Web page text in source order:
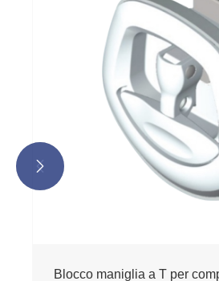
Blocco camma con maniglia

